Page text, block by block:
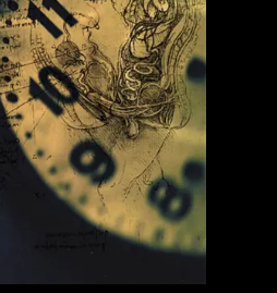
十及二十一世紀視覺